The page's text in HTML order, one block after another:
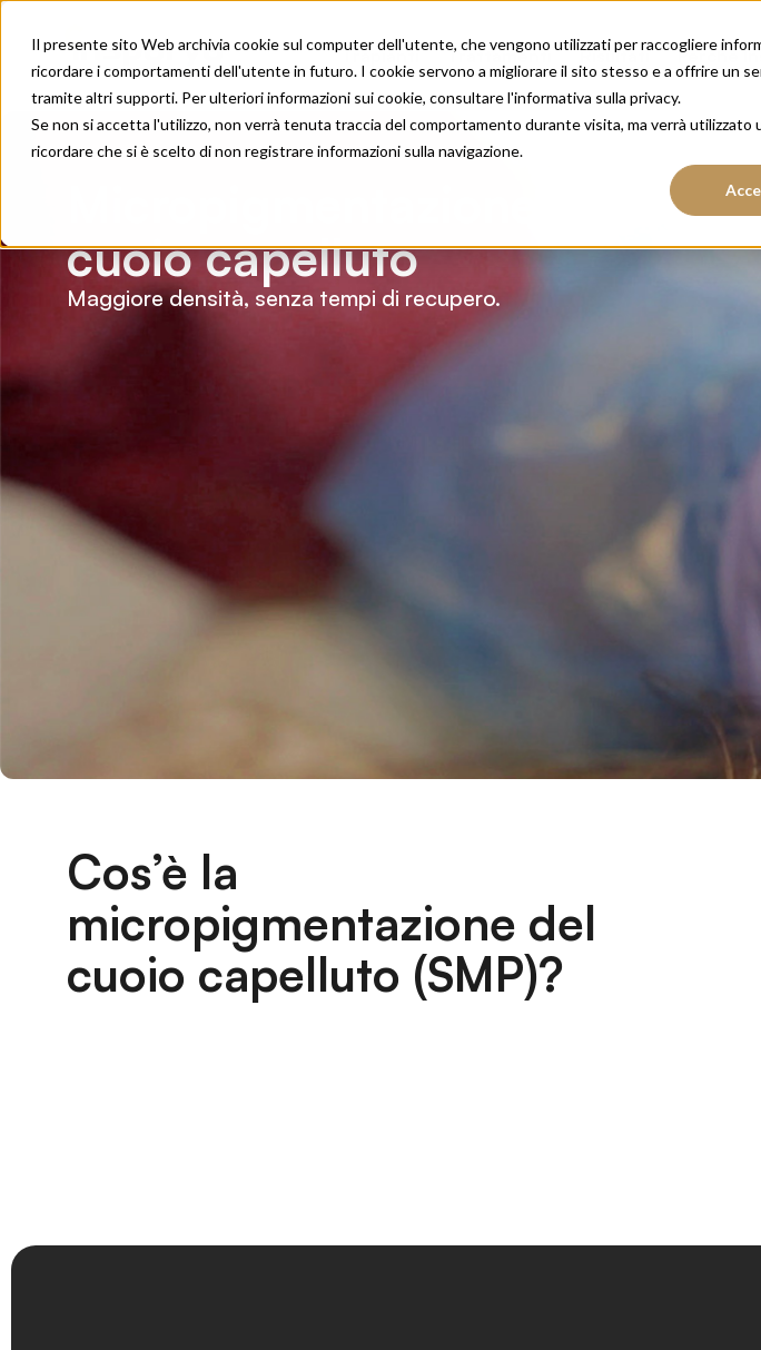
Il presente sito Web archivia cookie sul computer dell'utente, che vengono utilizzati per raccogliere
ricordare i comportamenti dell'utente in futuro. I cookie servono a migliorare il sito stesso e a offrire un
tramite altri supporti. Per ulteriori informazioni sui cookie, consultare l'informativa sulla privacy.
Se non si accetta l'utilizzo, non verrà tenuta traccia del comportamento durante visita, ma verrà utilizzato
ricordare che si è scelto di non registrare informazioni sulla navigazione.
Trapianti Trattamenti Risultati Perché
cuoio capelluto
Maggiore densità, senza tempi di recupero.
Cos’è la
micropigmentazione del
cuoio capelluto (SMP)?